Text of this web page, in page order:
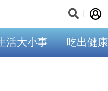
活大小事 吃出健康